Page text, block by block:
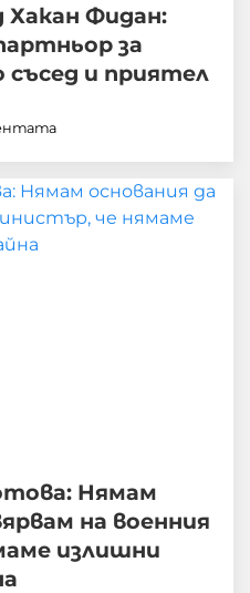
Хакан Фидан:
за
съсед и приятел
Нямам
на военния
излишни